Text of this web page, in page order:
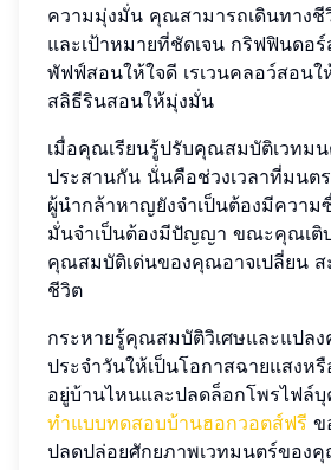
ความมุ่งมั่น คุณสามารถเดินทางชี
และเป้าหมายที่ชัดเจน กริฟฟินดอ
พัฟฟ์สอนให้ใจดี เรเวนคลอว์สอนใ
สลิธีรินสอนให้มุ่งมั่น
เมื่อคุณเรียนรู้ปรับคุณสมบัติเวทม
ประสานกัน นั่นคือช่วงเวลาที่มนต
ผู้นำกล้าหาญยังจำเป็นต้องมีควา
มั่นจำเป็นต้องมีปัญญา ขณะคุณเติ
คุณสมบัติเด่นของคุณอาจเปลี่ยน ส
ชีวิต
กระหายรู้คุณสมบัติวิเศษและแปล
ประจำวันให้เป็นโอกาสฉายแสงห
อยู่บ้านไหนและปลดล็อกโพรไฟล์
ทำแบบทดสอบบ้านฮอกวอตส์ฟรี ข
ปลดปล่อยศักยภาพเวทมนตร์ของ